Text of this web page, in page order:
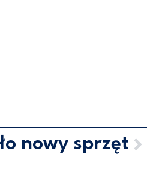
nowy sprzęt